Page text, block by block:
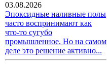
03.08.2026
Эпоксидные наливные полы
часто воспринимают как
что-то сугубо
промышленное. Но на самом
деле это решение активно...